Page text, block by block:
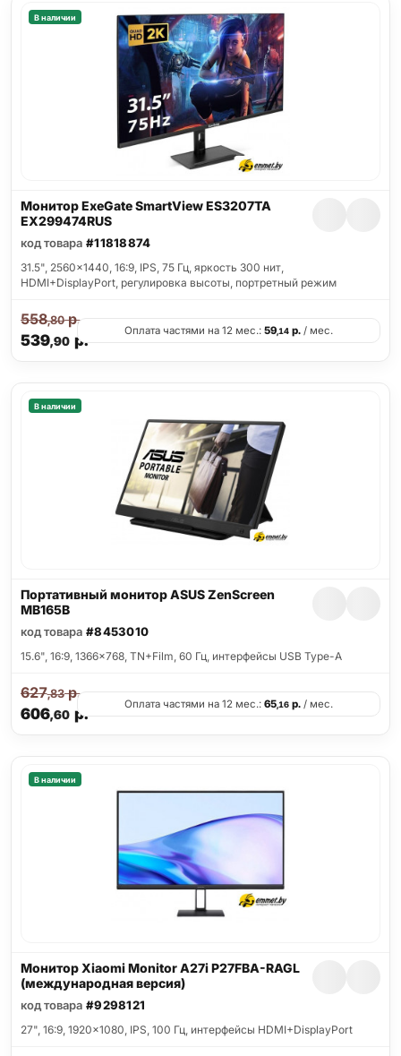
В наличии
Монитор ExeGate SmartView ES3207TA
EX299474RUS
код товара #11818874
31.5", 2560x1440, 16:9, IPS, 75 Гц, яркость 300 нит,
HDMI+DisplayPort, регулировка высоты, портретный режим
539,90р.
558,80р.
Оплата частями на 12 мес.: 59,14 р. / мес.
В наличии
Портативный монитор ASUS ZenScreen
MB165B
код товара #8453010
15.6", 16:9, 1366x768, TN+Film, 60 Гц, интерфейсы USB Type-A
606,60р.
627,83р.
Оплата частями на 12 мес.: 65,16 р. / мес.
В наличии
Монитор Xiaomi Monitor A27i P27FBA-RAGL
(международная версия)
код товара #9298121
27", 16:9, 1920x1080, IPS, 100 Гц, интерфейсы HDMI+DisplayPort